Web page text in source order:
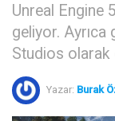
Unreal Engine
geliyor. Ayrıca
Studios olarak
Yazar: Burak